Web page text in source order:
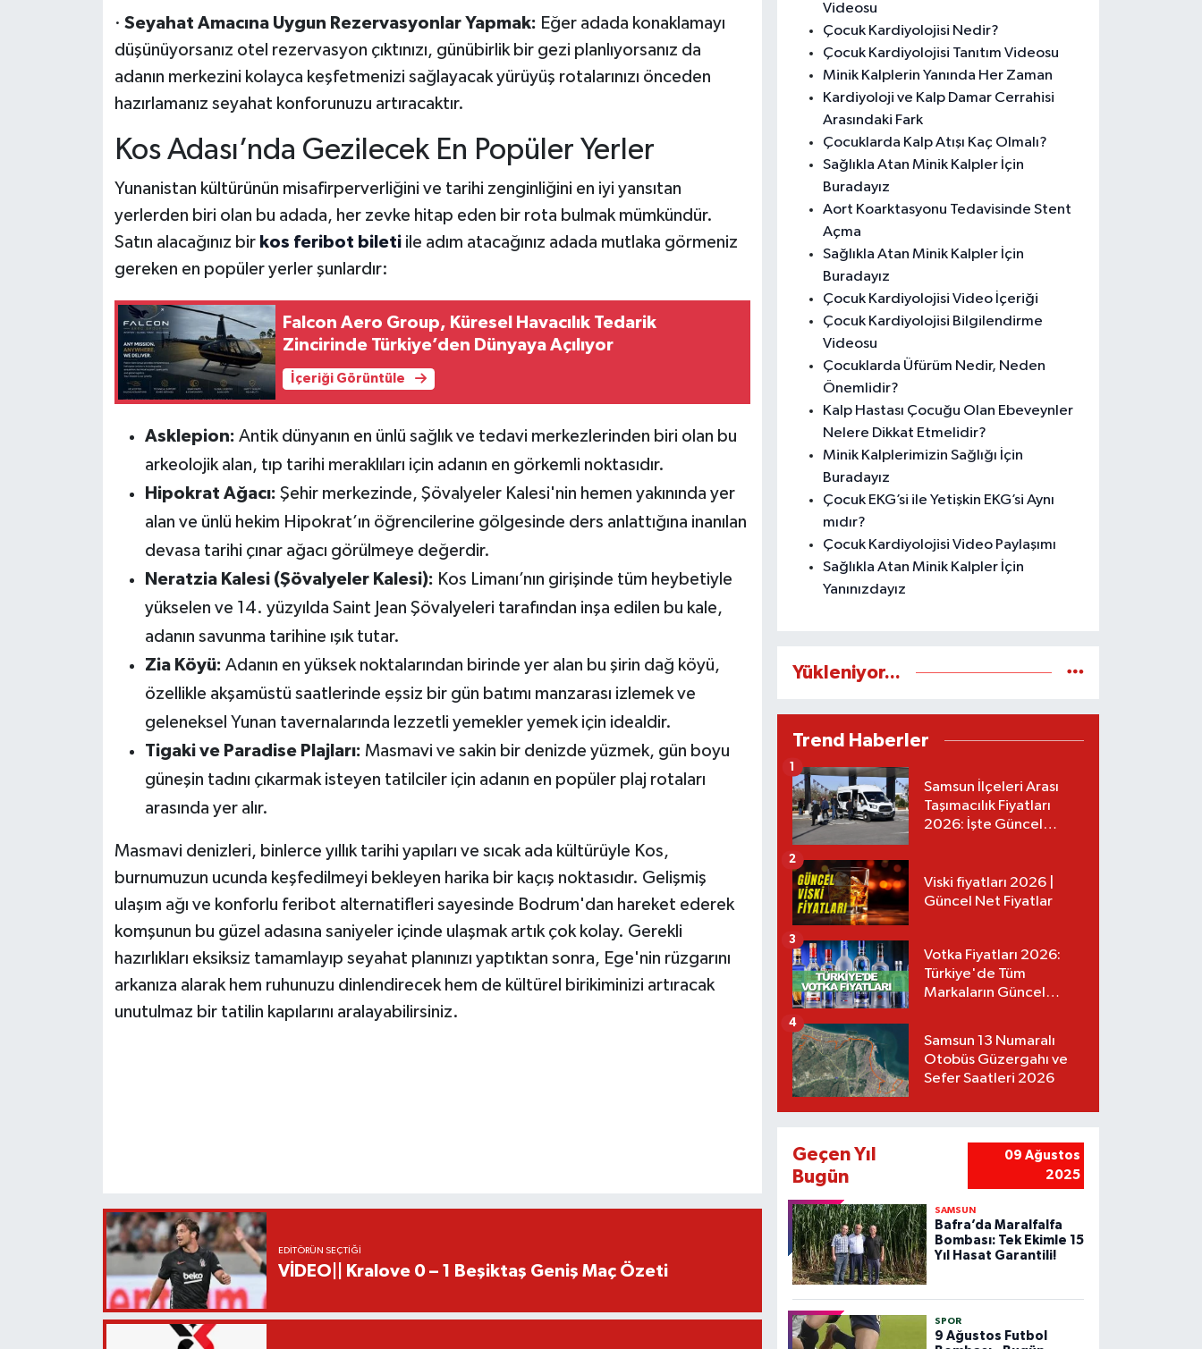
· Seyahat Amacına Uygun Rezervasyonlar Yapmak: Eğer adada konaklamayı
düşünüyorsanız otel rezervasyon çıktınızı, günübirlik bir gezi planlıyorsanız da
adanın merkezini kolayca keşfetmenizi sağlayacak yürüyüş rotalarınızı önceden
hazırlamanız seyahat konforunuzu artıracaktır.
Kos Adası’nda Gezilecek En Popüler Yerler
Yunanistan kültürünün misafirperverliğini ve tarihi zenginliğini en iyi yansıtan
yerlerden biri olan bu adada, her zevke hitap eden bir rota bulmak mümkündür.
Satın alacağınız bir kos feribot biletiile adım atacağınız adada mutlaka görmeniz
gereken en popüler yerler şunlardır:
Falcon Aero Group, Küresel Havacılık Tedarik
Zincirinde Türkiye’den Dünyaya Açılıyor
İçeriği Görüntüle
Asklepion: Antik dünyanın en ünlü sağlık ve tedavi merkezlerinden biri olan bu
arkeolojik alan, tıp tarihi meraklıları için adanın en görkemli noktasıdır.
Hipokrat Ağacı: Şehir merkezinde, Şövalyeler Kalesi'nin hemen yakınında yer
alan ve ünlü hekim Hipokrat’ın öğrencilerine gölgesinde ders anlattığına inanılan
devasa tarihi çınar ağacı görülmeye değerdir.
Neratzia Kalesi (Şövalyeler Kalesi): Kos Limanı’nın girişinde tüm heybetiyle
yükselen ve 14. yüzyılda Saint Jean Şövalyeleri tarafından inşa edilen bu kale,
adanın savunma tarihine ışık tutar.
Zia Köyü: Adanın en yüksek noktalarından birinde yer alan bu şirin dağ köyü,
özellikle akşamüstü saatlerinde eşsiz bir gün batımı manzarası izlemek ve
geleneksel Yunan tavernalarında lezzetli yemekler yemek için idealdir.
Tigaki ve Paradise Plajları: Masmavi ve sakin bir denizde yüzmek, gün boyu
güneşin tadını çıkarmak isteyen tatilciler için adanın en popüler plaj rotaları
arasında yer alır.
Masmavi denizleri, binlerce yıllık tarihi yapıları ve sıcak ada kültürüyle Kos,
burnumuzun ucunda keşfedilmeyi bekleyen harika bir kaçış noktasıdır. Gelişmiş
ulaşım ağı ve konforlu feribot alternatifleri sayesinde Bodrum'dan hareket ederek
komşunun bu güzel adasına saniyeler içinde ulaşmak artık çok kolay. Gerekli
hazırlıkları eksiksiz tamamlayıp seyahat planınızı yaptıktan sonra, Ege'nin rüzgarını
arkanıza alarak hem ruhunuzu dinlendirecek hem de kültürel birikiminizi artıracak
unutulmaz bir tatilin kapılarını aralayabilirsiniz.
EDITÖRÜN SEÇTIĞI
VİDEO|| Kralove 0 – 1 Beşiktaş Geniş Maç Özeti
Videosu
Çocuk Kardiyolojisi Nedir?
Çocuk Kardiyolojisi Tanıtım Videosu
Minik Kalplerin Yanında Her Zaman
Kardiyoloji ve Kalp Damar Cerrahisi
Arasındaki Fark
Çocuklarda Kalp Atışı Kaç Olmalı?
Sağlıkla Atan Minik Kalpler İçin
Buradayız
Aort Koarktasyonu Tedavisinde Stent
Açma
Sağlıkla Atan Minik Kalpler İçin
Buradayız
Çocuk Kardiyolojisi Video İçeriği
Çocuk Kardiyolojisi Bilgilendirme
Videosu
Çocuklarda Üfürüm Nedir, Neden
Önemlidir?
Kalp Hastası Çocuğu Olan Ebeveynler
Nelere Dikkat Etmelidir?
Minik Kalplerimizin Sağlığı İçin
Buradayız
Çocuk EKG’si ile Yetişkin EKG’si Aynı
mıdır?
Çocuk Kardiyolojisi Video Paylaşımı
Sağlıkla Atan Minik Kalpler İçin
Yanınızdayız
Yükleniyor...
Trend Haberler
Samsun İlçeleri Arası
Taşımacılık Fiyatları
2026: İşte Güncel
1
Viski fiyatları 2026 |
Güncel Net Fiyatlar
2
Votka Fiyatları 2026:
Türkiye'de Tüm
Markaların Güncel
3
Samsun 13 Numaralı
Otobüs Güzergahı ve
Sefer Saatleri 2026
4
Geçen Yıl
Bugün
09 Ağustos
2025
SAMSUN
Bafra’da Maralfalfa
Bombası: Tek Ekimle 15
Yıl Hasat Garantili!
SPOR
9 Ağustos Futbol